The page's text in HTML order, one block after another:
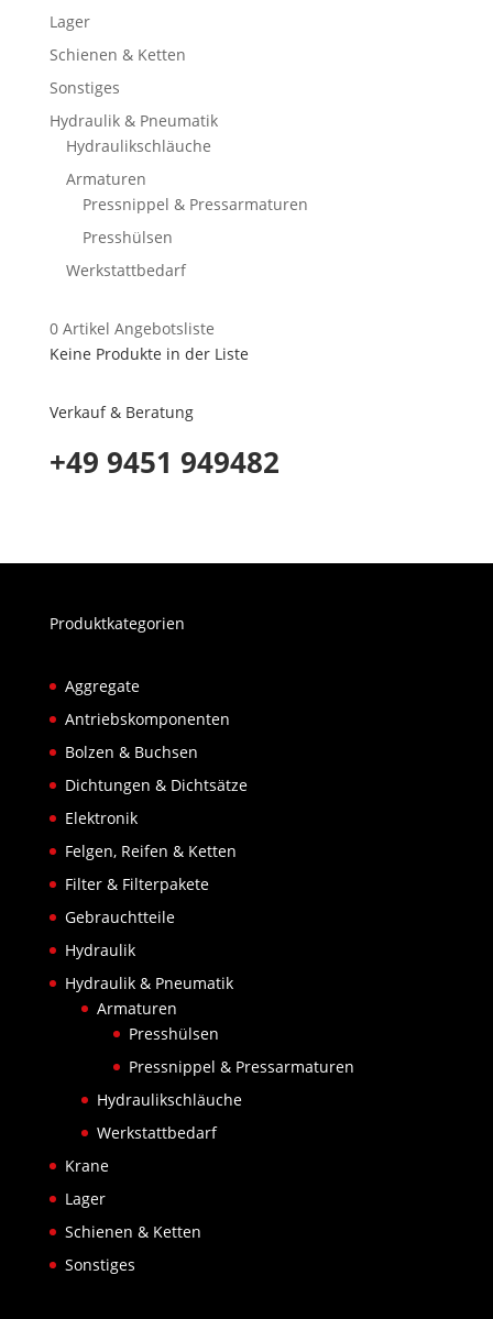
Lager
Schienen & Ketten
Sonstiges
Hydraulik & Pneumatik
Hydraulikschläuche
Armaturen
Pressnippel & Pressarmaturen
Presshülsen
Werkstattbedarf
0Artikel Angebotsliste
Keine Produkte in der Liste
Verkauf & Beratung
+49 9451 949482
Produktkategorien
Aggregate
Antriebskomponenten
Bolzen & Buchsen
Dichtungen & Dichtsätze
Elektronik
Felgen, Reifen & Ketten
Filter & Filterpakete
Gebrauchtteile
Hydraulik
Hydraulik & Pneumatik
Armaturen
Presshülsen
Pressnippel & Pressarmaturen
Hydraulikschläuche
Werkstattbedarf
Krane
Lager
Schienen & Ketten
Sonstiges